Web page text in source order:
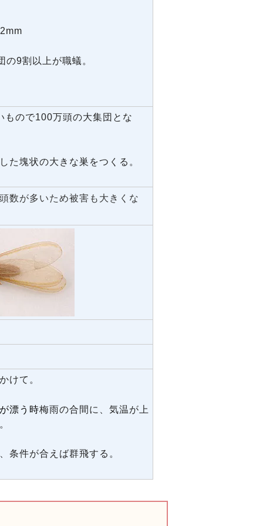
の9割以上が職蟻。
もので100万頭の大集団とな
た塊状の大きな巣をつくる。
数が多いため被害も大きくな
けて。
漂う時梅雨の合間に、気温が上
条件が合えば群飛する。